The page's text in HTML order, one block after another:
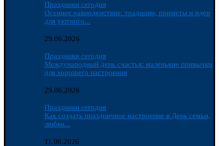
Праздники сегодня
Осеннее равноденствие: традиции, приметы и идеи
для уютного...
29.06.2026
Праздники сегодня
Международный день счастья: маленькие привычки
для хорошего настроения
29.06.2026
Праздники сегодня
Как создать праздничное настроение в День семьи,
любви...
11.06.2026